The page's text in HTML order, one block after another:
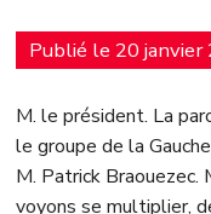
Publié le 20 janvier
M. le président. La
le groupe de la
M. Patrick Braouezec.
voyons se multiplier,